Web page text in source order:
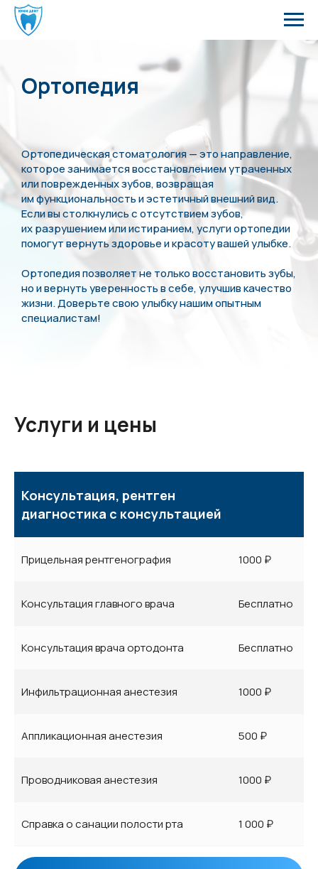
Ортопедия
Ортопедическая стоматология — это направление,
которое занимается восстановлением утраченных
или поврежденных зубов, возвращая
им функциональность и эстетичный внешний вид.
Если вы столкнулись с отсутствием зубов,
их разрушением или истиранием, услуги ортопедии
помогут вернуть здоровье и красоту вашей улыбке.
Ортопедия позволяет не только восстановить зубы,
но и вернуть уверенность в себе, улучшив качество
жизни. Доверьте свою улыбку нашим опытным
специалистам!
Услуги и цены
Консультация, рентген
диагностика с консультацией
Прицельная рентгенография 1000 ₽
Консультация главного врача Бесплатно
Консультация врача ортодонта Бесплатно
Инфильтрационная анестезия 1000 ₽
Аппликационная анестезия 500 ₽
Проводниковая анестезия 1000 ₽
Справка о санации полости рта 1 000 ₽